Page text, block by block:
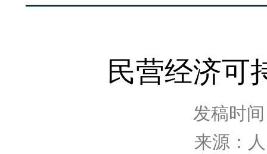
民营经济可
发稿时
来源：